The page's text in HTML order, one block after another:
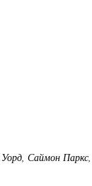
Саймон